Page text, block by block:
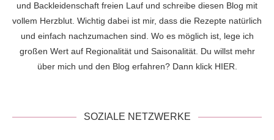
und Backleidenschaft freien Lauf und schreibe diesen Blog mit
vollem Herzblut. Wichtig dabei ist mir, dass die Rezepte natürlich
und einfach nachzumachen sind. Wo es möglich ist, lege ich
großen Wert auf Regionalität und Saisonalität. Du willst mehr
über mich und den Blog erfahren? Dann klick HIER
SOZIALE NETZWERKE